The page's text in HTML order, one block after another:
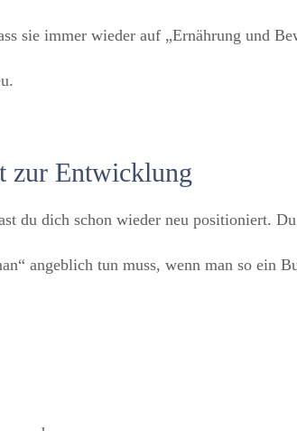
sie immer wieder auf „Ernährung und
zur Entwicklung
du dich schon wieder neu positioniert.
angeblich tun muss, wenn man so